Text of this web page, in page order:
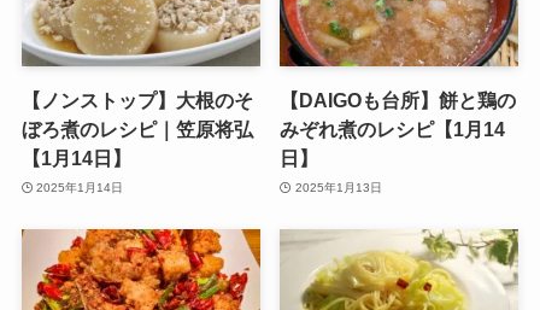
【ノンストップ】大根のそ
ぼろ煮のレシピ｜笠原将弘
【1月14日】
2025年1月14日
【DAIGOも台所】餅と鶏の
みぞれ煮のレシピ【1月14
日】
2025年1月13日